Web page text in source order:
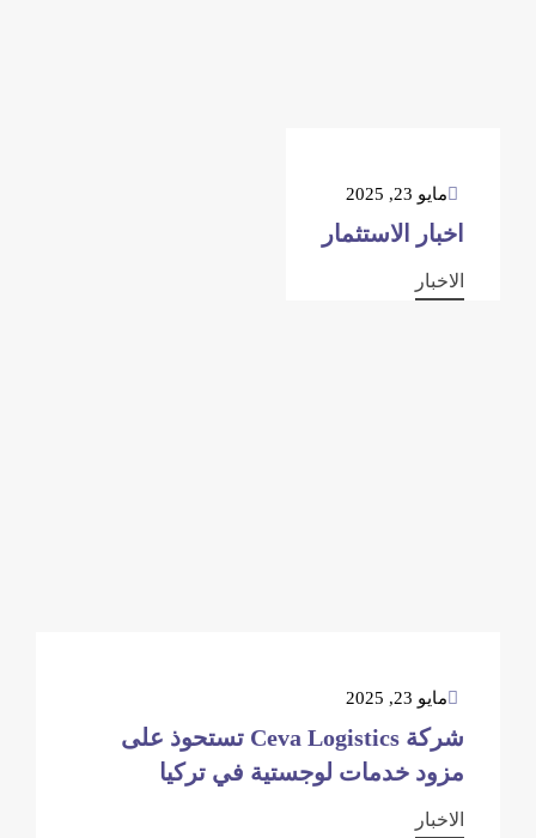
مايو 23, 2025
اخبار الاستثمار
الاخبار
مايو 23, 2025
شركة Ceva Logistics تستحوذ على
مزود خدمات لوجستية في تركيا
الاخبار